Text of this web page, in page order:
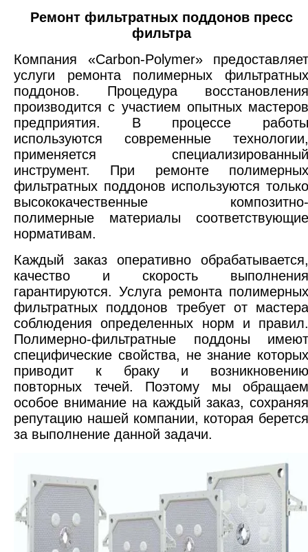
Ремонт фильтратных поддонов пресс
фильтра
Компания «Carbon-Polymer» предоставляет
услуги ремонта полимерных фильтратных
поддонов. Процедура восстановления
производится с участием опытных мастеров
предприятия. В процессе работы
используются современные технологии,
применяется специализированный
инструмент. При ремонте полимерных
фильтратных поддонов используются только
высококачественные композитно-
полимерные материалы соответствующие
нормативам.
Каждый заказ оперативно обрабатывается,
качество и скорость выполнения
гарантируются. Услуга ремонта полимерных
фильтратных поддонов требует от мастера
соблюдения определенных норм и правил.
Полимерно-фильтратные поддоны имеют
специфические свойства, не знание которых
приводит к браку и возникновению
повторных течей. Поэтому мы обращаем
особое внимание на каждый заказ, сохраняя
репутацию нашей компании, которая берется
за выполнение данной задачи.